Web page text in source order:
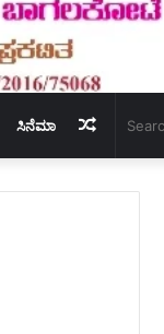
ಸಿನೆಮಾ Random
Article